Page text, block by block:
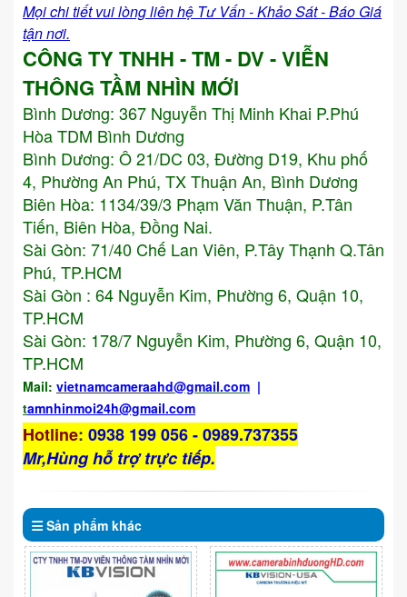
Mọi chi tiết vui lòng liên hệ Tư Vấn - Khảo Sát - Báo Giá
tận nơi.
CÔNG TY TNHH - TM - DV - VIỄN
THÔNG TẦM NHÌN MỚI
Bình Dương: 367 Nguyễn Thị Minh Khai P.Phú
Hòa TDM Bình Dương
Bình Dương: Ô 21/DC 03, Đường D19, Khu phố
4, Phường An Phú, TX Thuận An, Bình Dương
Biên Hòa: 1134/39/3 Phạm Văn Thuận, P.Tân
Tiến, Biên Hòa, Đồng Nai.
Sài Gòn: 71/40 Chế Lan Viên, P.Tây Thạnh Q.Tân
Phú, TP.HCM
Sài Gòn : 64 Nguyễn Kim, Phường 6, Quận 10,
TP.HCM
Sài Gòn: 178/7 Nguyễn Kim, Phường 6, Quận 10,
TP.HCM
Mail: vietnamcameraahd@gmail.com |
tamnhinmoi24h@gmail.com
Hotline: 0938 199 056 - 0989.737355
Mr,Hùng hỗ trợ trực tiếp.
Sản phẩm khác